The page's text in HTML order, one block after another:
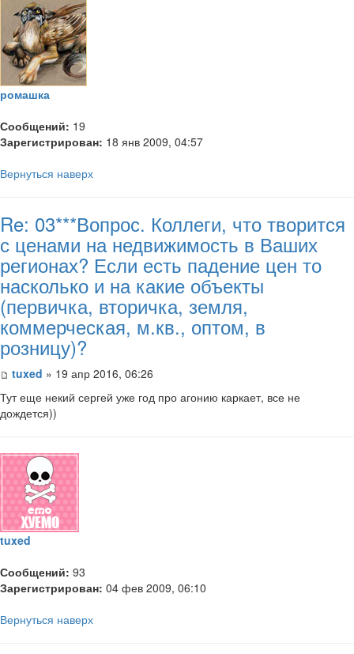
ромашка
Сообщений: 19
Зарегистрирован: 18 янв 2009, 04:57
Вернуться наверх
Re: 03***Вопрос. Коллеги, что творится
с ценами на недвижимость в Ваших
регионах? Если есть падение цен то
насколько и на какие объекты
(первичка, вторичка, земля,
коммерческая, м.кв., оптом, в
розницу)?
tuxed » 19 апр 2016, 06:26
Тут еще некий сергей уже год про агонию каркает, все не
дождется))
tuxed
Сообщений: 93
Зарегистрирован: 04 фев 2009, 06:10
Вернуться наверх